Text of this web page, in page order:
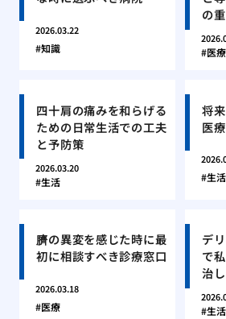
2026.03.22
知識
の
医療
四十肩の痛みを和らげる
ための日常生活での工夫
と予防策
2026.03.20
生活
将
医
生活
臍の異変を感じた時に最
初に相談すべき診療窓口
2026.03.18
医療
デ
で
治
生活